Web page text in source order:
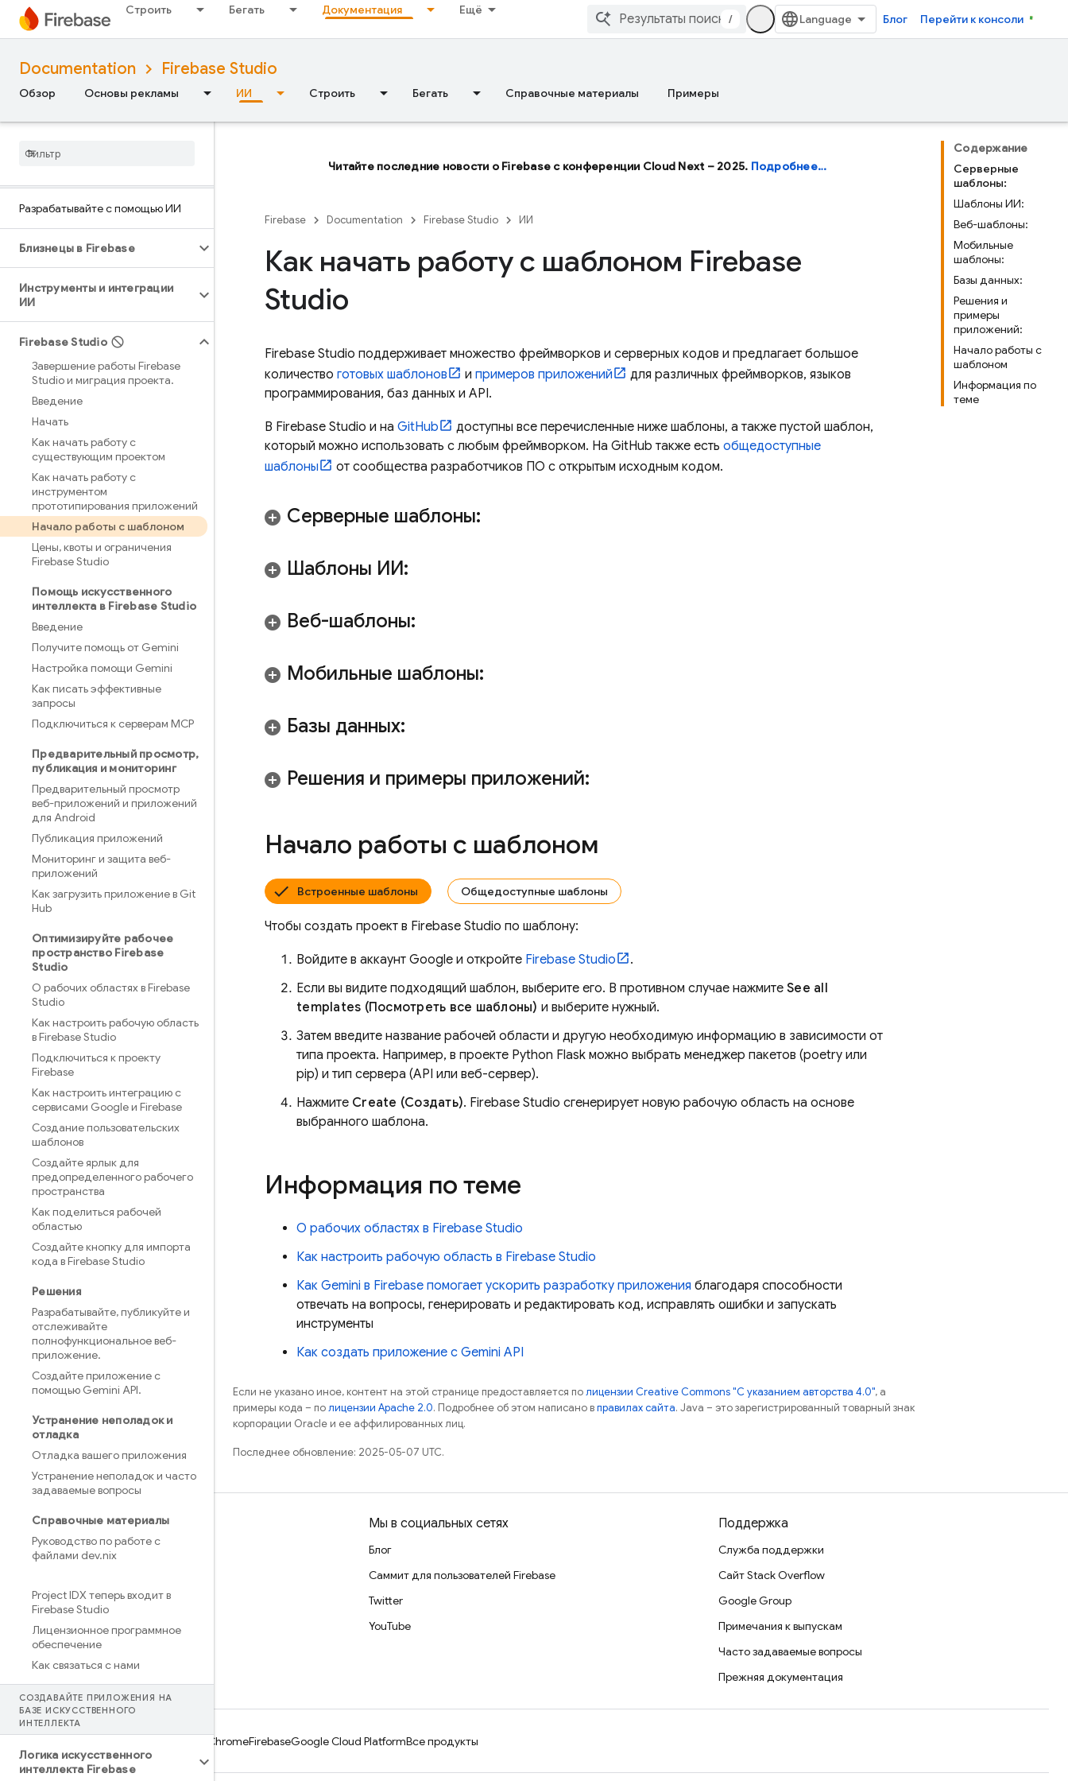
Строить Бегать Документация Ещё
/ Блог Перейти к консоли
Documentation Firebase Studio
Обзор Основы рекламы ИИ Строить Бегать Справочные материалы Примеры
Разрабатывайте с помощью ИИ
Близнецы в Firebase
Инструменты и интеграции
ИИ
Firebase Studio
Завершение работы Firebase
Studio и миграция проекта.
Введение
Начать
Как начать работу с
существующим проектом
Как начать работу с
инструментом
прототипирования приложений
Начало работы с шаблоном
Цены,квоты и ограничения
Firebase Studio
Помощь искусственного
интеллекта в Firebase Studio
Введение
Получите помощь от Gemini
Настройка помощи Gemini
Как писать эффективные
запросы
Подключиться к серверам MCP
Предварительный просмотр,
публикация и мониторинг
Предварительный просмотр
веб-приложений и приложений
для Android
Публикация приложений
Мониторинг и защита веб-
приложений
Как загрузить приложение в Git
Hub
Оптимизируйте рабочее
пространство Firebase
Studio
О рабочих областях в Firebase
Studio
Как настроить рабочую область
в Firebase Studio
Подключиться к проекту
Firebase
Как настроить интеграцию с
сервисами Google и Firebase
Создание пользовательских
шаблонов
Создайте ярлык для
предопределенного рабочего
пространства
Как поделиться рабочей
областью
Создайте кнопку для импорта
кода в Firebase Studio
Решения
Разрабатывайте,публикуйте и
отслеживайте
полнофункциональное веб-
приложение.
Создайте приложение с
помощью Gemini API.
Устранение неполадок и
отладка
Отладка вашего приложения
Устранение неполадок и часто
задаваемые вопросы
Справочные материалы
Руководство по работе с
файлами dev.nix
Project IDX теперь входит в
Firebase Studio
Лицензионное программное
обеспечение
Как связаться с нами
СОЗДАВАЙТЕ ПРИЛОЖЕНИЯ НА
БАЗЕ ИСКУССТВЕННОГО
ИНТЕЛЛЕКТА
Логика искусственного
интеллекта Firebase
Содержание
Серверные
шаблоны:
Шаблоны ИИ:
Веб-шаблоны:
Мобильные
шаблоны:
Базы данных:
Решения и
примеры
приложений:
Начало работы с
шаблоном
Информация по
теме
Читайте последние новости о Firebase с конференции Cloud Next – 2025. Подробнее…
Firebase Documentation Firebase Studio ИИ
Как начать работу с шаблоном Firebase
Studio
Firebase Studio поддерживает множество фреймворков и серверных кодов и предлагает большое
количество готовых шаблонов и примеров приложений
для различных фреймворков, языков
программирования, баз данных и API.
В Firebase Studio и на GitHub
доступны все перечисленные ниже шаблоны, а также пустой шаблон,
который можно использовать с любым фреймворком. На GitHub также есть общедоступные
шаблоны
от сообщества разработчиков ПО с открытым исходным кодом.
Серверные шаблоны:
Шаблоны ИИ:
Веб-шаблоны:
Мобильные шаблоны:
Базы данных:
Решения и примеры приложений:
Начало работы с шаблоном
Встроенные шаблоны Общедоступные шаблоны
Чтобы создать проект в Firebase Studio по шаблону:
Войдите в аккаунт Google и откройте Firebase Studio
.
Если вы видите подходящий шаблон, выберите его. В противном случае нажмите See all
templates (Посмотреть все шаблоны) и выберите нужный.
Затем введите название рабочей области и другую необходимую информацию в зависимости от
типа проекта. Например, в проекте Python Flask можно выбрать менеджер пакетов (poetry или
pip) и тип сервера (API или веб-сервер).
Нажмите Create (Создать). Firebase Studio сгенерирует новую рабочую область на основе
выбранного шаблона.
Информация по теме
О рабочих областях в Firebase Studio
Как настроить рабочую область в Firebase Studio
Как Gemini в Firebase помогает ускорить разработку приложения благодаря способности
отвечать на вопросы, генерировать и редактировать код, исправлять ошибки и запускать
инструменты
Как создать приложение с Gemini API
Если не указано иное, контент на этой странице предоставляется полицензии Creative Commons "С указанием авторства 4.0", а
примеры кода – полицензии Apache 2.0. Подробнее об этом написано вправилах сайта. Java – это зарегистрированный товарный знак
корпорации Oracle и ее аффилированных лиц.
Последнее обновление: 2025-05-07 UTC.
Обучение
Руководства
Примеры
Библиотеки
GitHub
Мы в социальных сетях
Блог
Саммит для пользователей Firebase
Twitter
YouTube
Поддержка
Служба поддержки
Сайт Stack Overflow
Google Group
Примечания к выпускам
Часто задаваемые вопросы
Прежняя документация
ChromeFirebaseGoogle Cloud PlatformВсе продукты